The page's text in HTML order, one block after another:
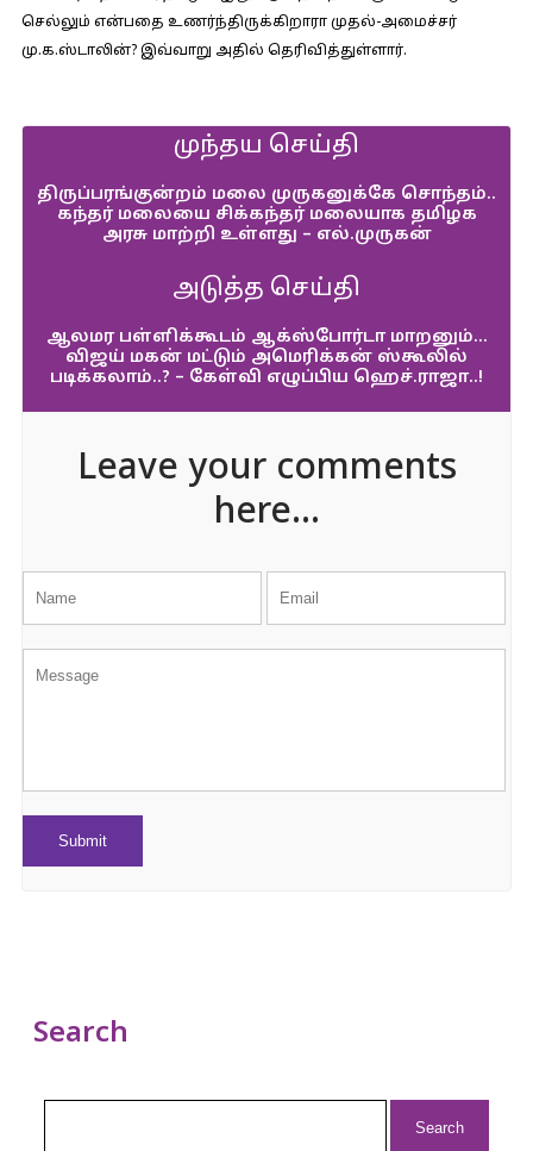
செல்லும் என்பதை உணர்ந்திருக்கிறாரா முதல்-அமைச்சர்
மு.க.ஸ்டாலின்? இவ்வாறு அதில் தெரிவித்துள்ளார்.
முந்தய செய்தி
திருப்பரங்குன்றம் மலை முருகனுக்கே சொந்தம்..
கந்தர் மலையை சிக்கந்தர் மலையாக தமிழக
அரசு மாற்றி உள்ளது – எல்.முருகன்
அடுத்த செய்தி
ஆலமர பள்ளிக்கூடம் ஆக்ஸ்போர்டா மாறனும்…
விஜய் மகன் மட்டும் அமெரிக்கன் ஸ்கூலில்
படிக்கலாம்..? – கேள்வி எழுப்பிய ஹெச்.ராஜா..!
Leave your comments
here...
Search